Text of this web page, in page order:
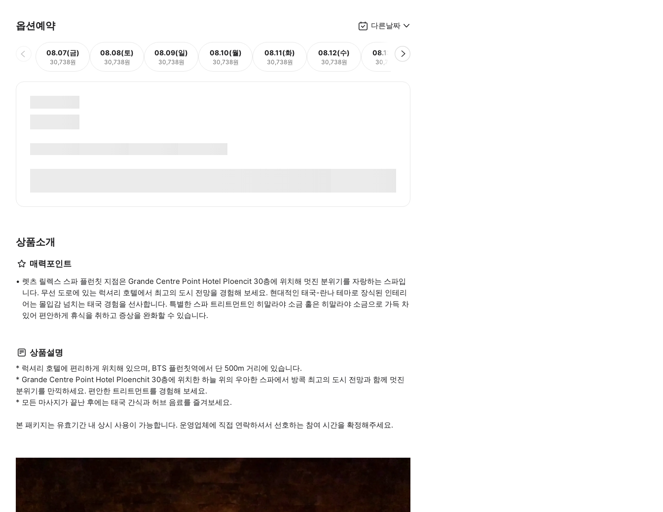
옵션예약 다른날짜
08.07(금)
30,738원
08.08(토)
30,738원
08.09(일)
30,738원
08.10(월)
30,738원
08.11(화)
30,738원
08.12(수)
30,738원
08.13(목)
30,738원
상품소개
매력포인트
렛츠 릴렉스 스파 플런칫 지점은 Grande Centre Point Hotel Ploencit 30층에 위치해 멋진 분위기를 자랑하는 스파입
니다. 무선 도로에 있는 럭셔리 호텔에서 최고의 도시 전망을 경험해 보세요. 현대적인 태국-란나 테마로 장식된 인테리
어는 몰입감 넘치는 태국 경험을 선사합니다. 특별한 스파 트리트먼트인 히말라야 소금 홀은 히말라야 소금으로 가득 차
있어 편안하게 휴식을 취하고 증상을 완화할 수 있습니다.
상품설명
* 럭셔리 호텔에 편리하게 위치해 있으며, BTS 플런칫역에서 단 500m 거리에 있습니다.
* Grande Centre Point Hotel Ploenchit 30층에 위치한 하늘 위의 우아한 스파에서 방콕 최고의 도시 전망과 함께 멋진
분위기를 만끽하세요. 편안한 트리트먼트를 경험해 보세요.
* 모든 마사지가 끝난 후에는 태국 간식과 허브 음료를 즐겨보세요.
본 패키지는 유효기간 내 상시 사용이 가능합니다. 운영업체에 직접 연락하셔서 선호하는 참여 시간을 확정해주세요.